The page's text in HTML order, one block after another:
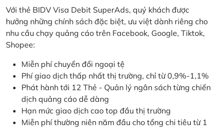
Với thẻ BIDV Visa Debit SuperAds, quý khách được
hưởng những chính sách đặc biệt, ưu việt dành riêng cho
nhu cầu chạy quảng cáo trên Facebook, Google, Tiktok,
Shopee:
Miễn phí chuyển đổi ngoại tệ
Phí giao dịch thấp nhất thị trường, chỉ từ 0,9%-1,1%
Phát hành tới 12 Thẻ - Quản lý ngân sách từng chiến
dịch quảng cáo dễ dàng
Hạn mức giao dịch cao top đầu thị trường
Miễn phí thường niên năm đầu cho tổng chi tiêu từ 1